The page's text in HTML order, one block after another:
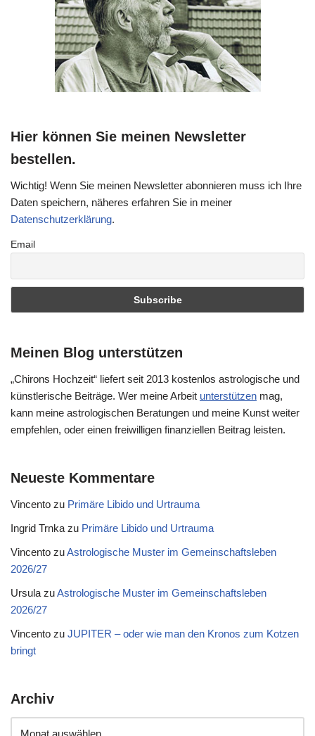
Hier können Sie meinen Newsletter
bestellen.
Wichtig! Wenn Sie meinen Newsletter abonnieren muss ich Ihre
Daten speichern, näheres erfahren Sie in meiner
Datenschutzerklärung.
Email
Meinen Blog unterstützen
„Chirons Hochzeit“ liefert seit 2013 kostenlos astrologische und
künstlerische Beiträge. Wer meine Arbeit unterstützen mag,
kann meine astrologischen Beratungen und meine Kunst weiter
empfehlen, oder einen freiwilligen finanziellen Beitrag leisten.
Neueste Kommentare
Vincento zu Primäre Libido und Urtrauma
Ingrid Trnka zu Primäre Libido und Urtrauma
Vincento zuAstrologische Muster im Gemeinschaftsleben
2026/27
Ursula zuAstrologische Muster im Gemeinschaftsleben
2026/27
Vincento zu JUPITER – oder wie man den Kronos zum Kotzen
bringt
Archiv